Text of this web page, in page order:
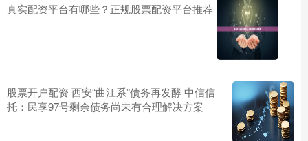
真实配资平台有哪些？正规股票配资平台推荐
股票开户配资 西安“曲江系”债务再发酵 中信信
托：民享97号剩余债务尚未有合理解决方案